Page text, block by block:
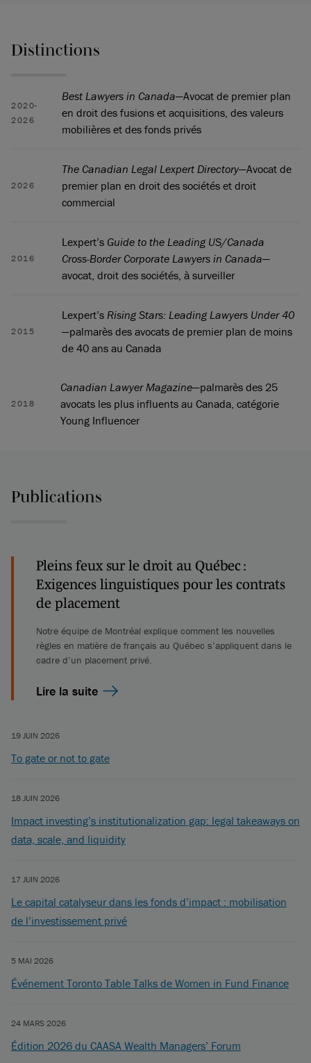
Distinctions
2020-
2026
Best Lawyers in Canada—Avocat de premier plan
en droit des fusions et acquisitions, des valeurs
mobilières et des fonds privés
2026
The Canadian Legal Lexpert Directory—Avocat de
premier plan en droit des sociétés et droit
commercial
2016
Lexpert’s Guide to the Leading US/Canada
Cross-Border Corporate Lawyers in Canada—
avocat, droit des sociétés, à surveiller
2015
Lexpert’s Rising Stars: Leading Lawyers Under 40
—palmarès des avocats de premier plan de moins
de 40 ans au Canada
2018
Canadian Lawyer Magazine—palmarès des 25
avocats les plus influents au Canada, catégorie
Young Influencer
Publications
Pleins feux sur le droit au Québec :
Exigences linguistiques pour les contrats
de placement
Notre équipe de Montréal explique comment les nouvelles
règles en matière de français au Québec s’appliquent dans le
cadre d’un placement privé.
Lire la suite
19 JUIN 2026
To gate or not to gate
18 JUIN 2026
Impact investing’s institutionalization gap: legal takeaways on
data, scale, and liquidity
17 JUIN 2026
Le capital catalyseur dans les fonds d’impact : mobilisation
de l’investissement privé
5 MAI 2026
Événement Toronto Table Talks de Women in Fund Finance
24 MARS 2026
Édition 2026 du CAASA Wealth Managers’ Forum